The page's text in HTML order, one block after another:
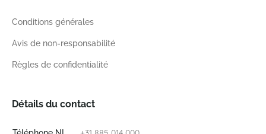
Conditions générales
Avis de non-responsabilité
Règles de confidentialité
Détails du contact